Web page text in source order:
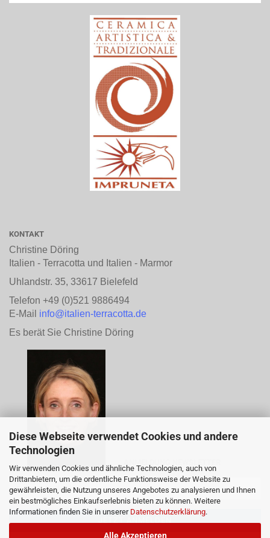
Diese Webseite verwendet Cookies und andere
Technologien
Wir verwenden Cookies und ähnliche Technologien, auch von
Drittanbietern, um die ordentliche Funktionsweise der Website zu
gewährleisten, die Nutzung unseres Angebotes zu analysieren und Ihnen
ein bestmögliches Einkaufserlebnis bieten zu können. Weitere
Informationen finden Sie in unserer Datenschutzerklärung.
Alle Akzeptieren
KONTAKT
Christine Döring
Italien - Terracotta und Italien - Marmor
Uhlandstr. 35, 33617 Bielefeld
Telefon +49 (0)521 9886494
E-Mail info@italien-terracotta.de
Es berät Sie Christine Döring